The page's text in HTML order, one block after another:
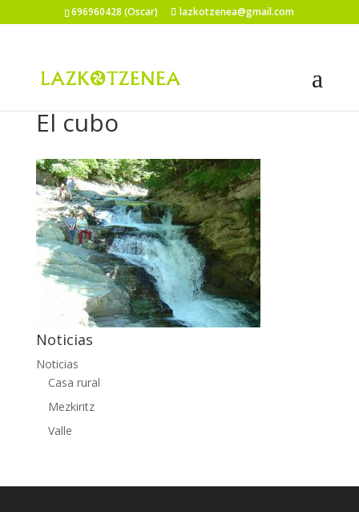
696960428 (Oscar) lazkotzenea@gmail.com
El cubo
Noticias
Noticias
Casa rural
Mezkiritz
Valle